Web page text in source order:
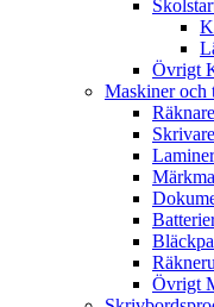
Övrigt
Maskiner och
Räknare
Skrivare
Övrigt